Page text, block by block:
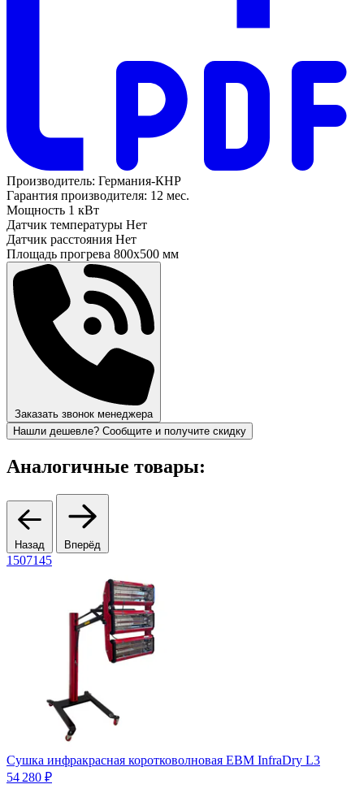
Производитель: Германия-КНР
Гарантия производителя: 12 мес.
Мощность 1 кВт
Датчик температуры Нет
Датчик расстояния Нет
Площадь прогрева 800х500 мм
Заказать звонок менеджера
Нашли дешевле? Сообщите и получите скидку
Аналогичные товары:
Назад Вперёд
1507145
Сушка инфракрасная коротковолновая ЕВМ InfraDry L3
54 280 ₽